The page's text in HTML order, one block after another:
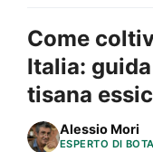
Come
Italia:
tisana
Alessio Mori
ESPERTO DI